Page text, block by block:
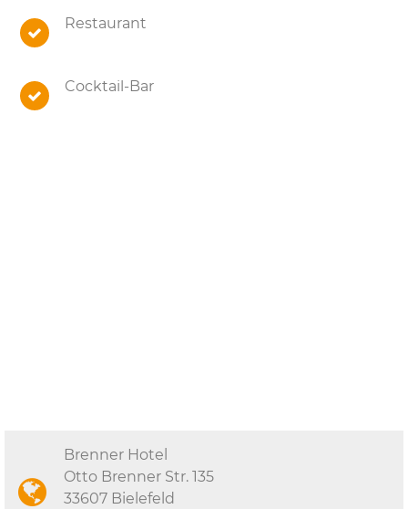
Restaurant
Cocktail-Bar
Brenner Hotel
Otto Brenner Str. 135
33607 Bielefeld